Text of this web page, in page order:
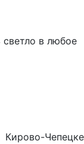
в любое
Чепецке